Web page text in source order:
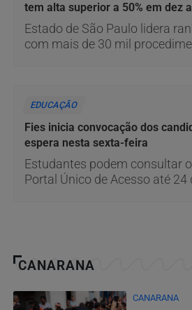
tem alta superior a 50% em dez
reconstrução mamária
Estado de São Paulo lidera
com mais de 30 mil
EDUCAÇÃO
Fies inicia convocação dos
espera nesta sexta-feira
Estudantes podem consultar
Portal Único de Acesso até 24
CANARANA
CANARANA